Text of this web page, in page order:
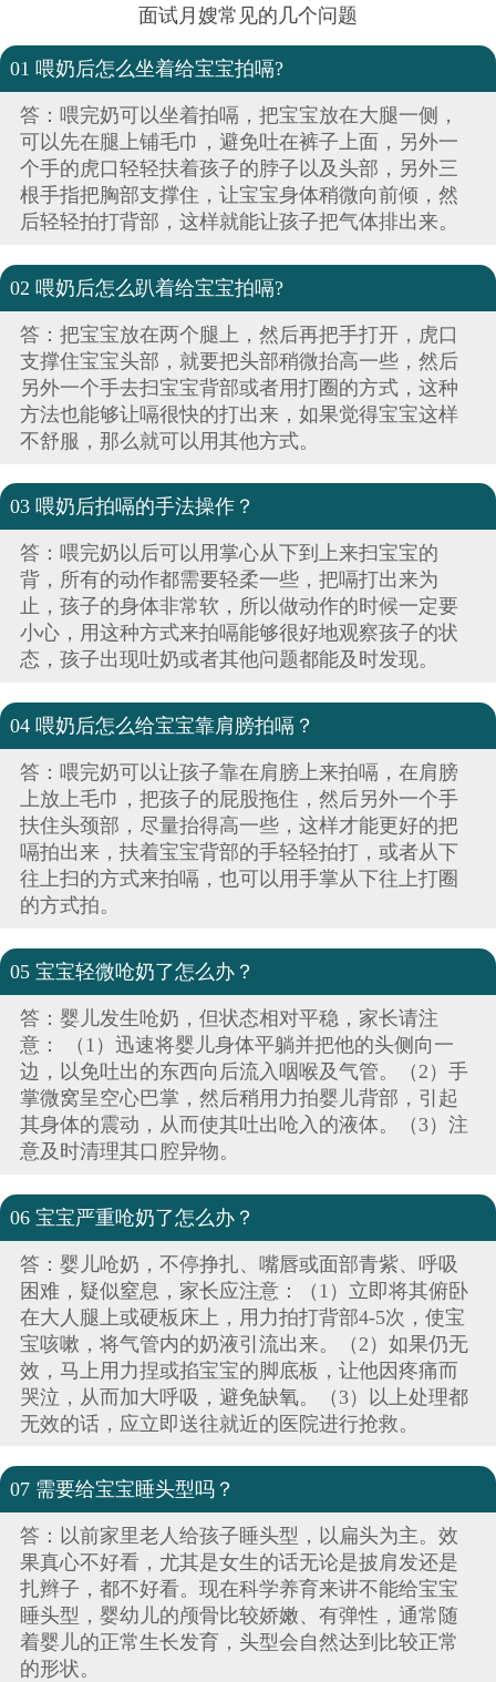
面试月嫂常见的几个问题
01 喂奶后怎么坐着给宝宝拍嗝?
答：喂完奶可以坐着拍嗝，把宝宝放在大腿一侧，
可以先在腿上铺毛巾，避免吐在裤子上面，另外一
个手的虎口轻轻扶着孩子的脖子以及头部，另外三
根手指把胸部支撑住，让宝宝身体稍微向前倾，然
后轻轻拍打背部，这样就能让孩子把气体排出来。
02 喂奶后怎么趴着给宝宝拍嗝?
答：把宝宝放在两个腿上，然后再把手打开，虎口
支撑住宝宝头部，就要把头部稍微抬高一些，然后
另外一个手去扫宝宝背部或者用打圈的方式，这种
方法也能够让嗝很快的打出来，如果觉得宝宝这样
不舒服，那么就可以用其他方式。
03 喂奶后拍嗝的手法操作？
答：喂完奶以后可以用掌心从下到上来扫宝宝的
背，所有的动作都需要轻柔一些，把嗝打出来为
止，孩子的身体非常软，所以做动作的时候一定要
小心，用这种方式来拍嗝能够很好地观察孩子的状
态，孩子出现吐奶或者其他问题都能及时发现。
04 喂奶后怎么给宝宝靠肩膀拍嗝？
答：喂完奶可以让孩子靠在肩膀上来拍嗝，在肩膀
上放上毛巾，把孩子的屁股拖住，然后另外一个手
扶住头颈部，尽量抬得高一些，这样才能更好的把
嗝拍出来，扶着宝宝背部的手轻轻拍打，或者从下
往上扫的方式来拍嗝，也可以用手掌从下往上打圈
的方式拍。
05 宝宝轻微呛奶了怎么办？
答：婴儿发生呛奶，但状态相对平稳，家长请注
意： （1）迅速将婴儿身体平躺并把他的头侧向一
边，以免吐出的东西向后流入咽喉及气管。（2）手
掌微窝呈空心巴掌，然后稍用力拍婴儿背部，引起
其身体的震动，从而使其吐出呛入的液体。（3）注
意及时清理其口腔异物。
06 宝宝严重呛奶了怎么办？
答：婴儿呛奶，不停挣扎、嘴唇或面部青紫、呼吸
困难，疑似窒息，家长应注意：（1）立即将其俯卧
在大人腿上或硬板床上，用力拍打背部4-5次，使宝
宝咳嗽，将气管内的奶液引流出来。（2）如果仍无
效，马上用力捏或掐宝宝的脚底板，让他因疼痛而
哭泣，从而加大呼吸，避免缺氧。（3）以上处理都
无效的话，应立即送往就近的医院进行抢救。
07 需要给宝宝睡头型吗？
答：以前家里老人给孩子睡头型，以扁头为主。效
果真心不好看，尤其是女生的话无论是披肩发还是
扎辫子，都不好看。现在科学养育来讲不能给宝宝
睡头型，婴幼儿的颅骨比较娇嫩、有弹性，通常随
着婴儿的正常生长发育，头型会自然达到比较正常
的形状。